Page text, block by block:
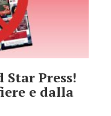
Star Press!
e dalla